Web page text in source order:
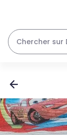
Chercher sur